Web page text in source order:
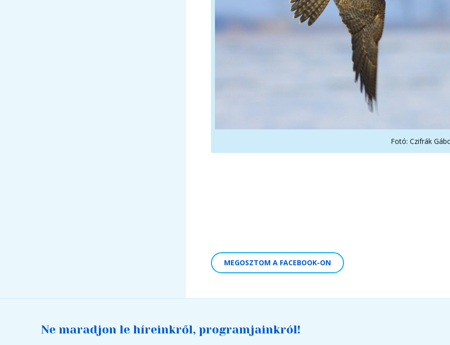
Fotó: Czifrák
MEGOSZTOM A FACEBOOK-ON
Ne maradjon le híreinkről, programjainkról!